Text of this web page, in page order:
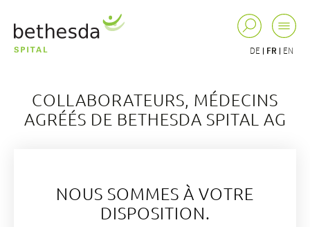
DE FR EN
COLLABORATEURS, MÉDECINS
AGRÉÉS DE BETHESDA SPITAL AG
NOUS SOMMES À VOTRE
DISPOSITION.